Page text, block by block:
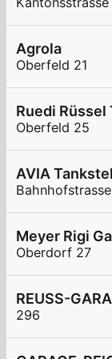
Agrola
Oberfeld 21
Oberfeld 25
AVIA
Meyer Rigi
Oberdorf 27
REUSS-
296